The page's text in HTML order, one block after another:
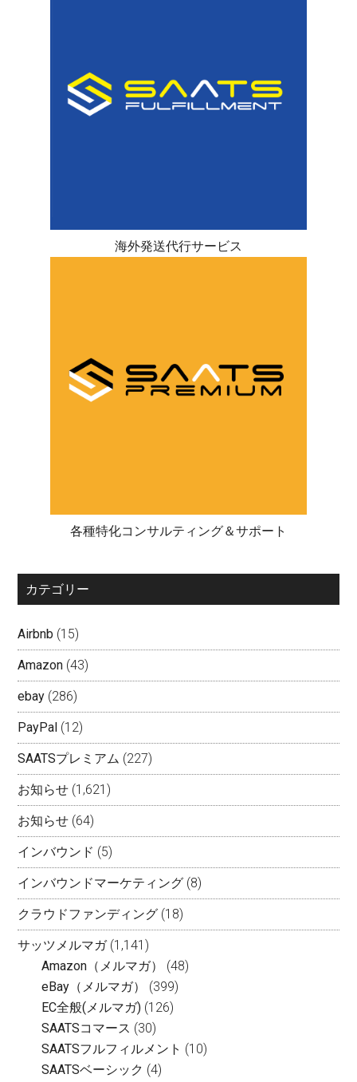
海外発送代行サービス
各種特化コンサルティング＆サポート
カテゴリー
Airbnb (15)
Amazon (43)
ebay (286)
PayPal (12)
SAATSプレミアム (227)
お知らせ (1,621)
お知らせ (64)
インバウンド (5)
インバウンドマーケティング (8)
クラウドファンディング (18)
サッツメルマガ(1,141)
Amazon（メルマガ）
(48)
eBay（メルマガ）
(399)
EC全般(メルマガ) (126)
SAATSコマース (30)
SAATSフルフィルメント (10)
SAATSベーシック (4)